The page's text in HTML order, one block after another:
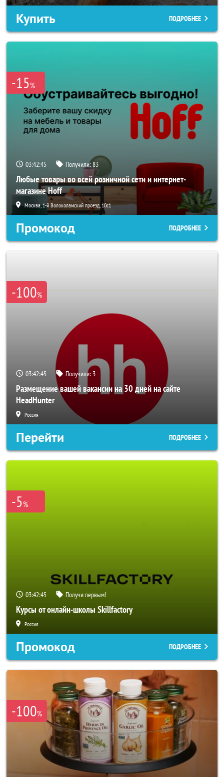
Купить ПОДРОБНЕЕ
-15%
03:42:42 Получили:83
Любые товары во всей розничной сети и интернет-
магазине Hoff
Москва, 1-й Волоколамский проезд, 10с1
Промокод ПОДРОБНЕЕ
-100%
03:42:42 Получили: 3
Размещение вашей вакансии на 30 дней на сайте
HeadHunter
Россия
Перейти ПОДРОБНЕЕ
-5%
03:42:42 Получи первым!
Курсы от онлайн-школы Skillfactory
Россия
Промокод ПОДРОБНЕЕ
-100%